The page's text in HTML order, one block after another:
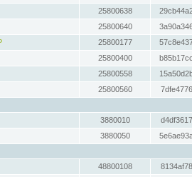
25800638
25800640
25800177
25800400
25800558
25800560
3880010
3880050
48800108